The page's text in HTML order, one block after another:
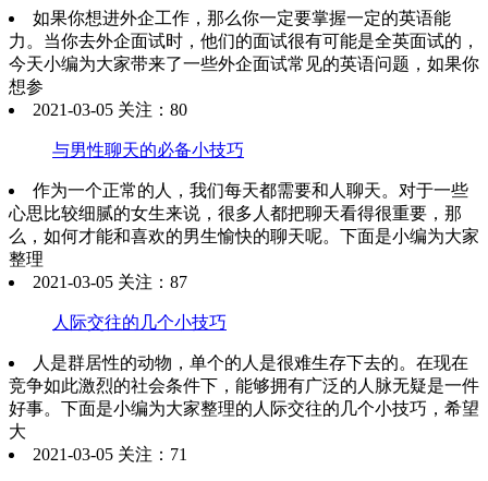
如果你想进外企工作，那么你一定要掌握一定的英语能
力。当你去外企面试时，他们的面试很有可能是全英面试的，
今天小编为大家带来了一些外企面试常见的英语问题，如果你
想参
2021-03-05 关注：80
与男性聊天的必备小技巧
作为一个正常的人，我们每天都需要和人聊天。对于一些
心思比较细腻的女生来说，很多人都把聊天看得很重要，那
么，如何才能和喜欢的男生愉快的聊天呢。下面是小编为大家
整理
2021-03-05 关注：87
人际交往的几个小技巧
人是群居性的动物，单个的人是很难生存下去的。在现在
竞争如此激烈的社会条件下，能够拥有广泛的人脉无疑是一件
好事。下面是小编为大家整理的人际交往的几个小技巧，希望
大
2021-03-05 关注：71